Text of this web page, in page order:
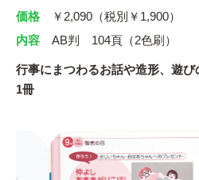
価格
￥2,090（税別￥1,900）
内容
AB判 104頁（2色刷）
行事にまつわるお話や造形、遊
1冊